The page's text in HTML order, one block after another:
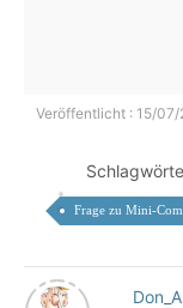
Veröffentlicht : 15/
Frage zu Mini-